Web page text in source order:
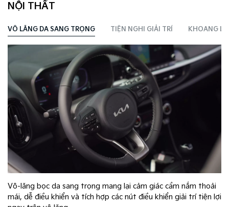
NỘI THẤT
VÔ LĂNG DA SANG TRỌNG TIỆN NGHI GIẢI TRÍ KHOANG
Vô-lăng bọc da sang trọng mang lại cảm giác cầm nắm thoải
mái, dễ điều khiển và tích hợp các nút điều khiển giải trí tiện lợi